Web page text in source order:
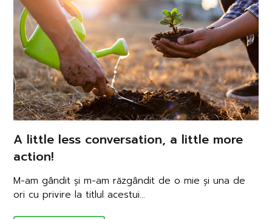
A little less conversation, a little more
action!
M-am gândit și m-am răzgândit de o mie și una de
ori cu privire la titlul acestui...